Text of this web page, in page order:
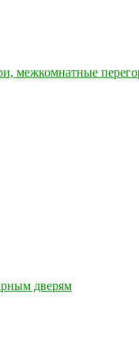
межкомнатные
дверям